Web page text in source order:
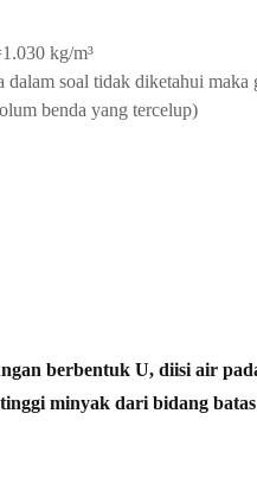
kg/m³
soal tidak diketahui maka
benda yang tercelup)
berbentuk U, diisi air
minyak dari bidang